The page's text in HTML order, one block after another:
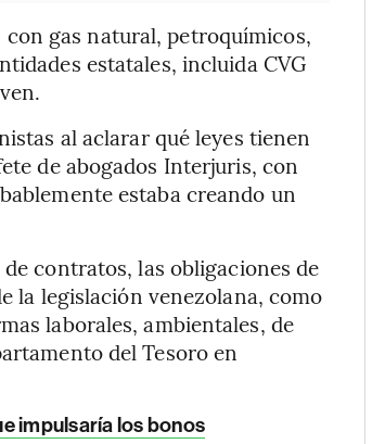
gas natural, petroquímicos,
estatales, incluida CVG
al aclarar qué leyes tienen
de abogados Interjuris, con
estaba creando un
contratos, las obligaciones de
la legislación venezolana, como
laborales, ambientales, de
del Tesoro en
impulsaría los bonos